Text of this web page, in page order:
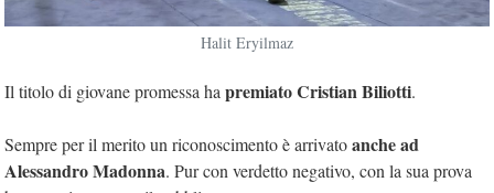
Halit Eryilmaz
Il titolo di giovane promessa ha premiato Cristian Biliotti.
Sempre per il merito un riconoscimento è arrivatoanche ad
Alessandro Madonna. Pur con verdetto negativo, con la sua prova